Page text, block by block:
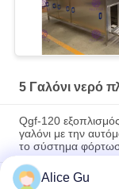
5 Γαλόνι νερό
Qgf-120
γαλόνι με την
το σύστημα
12g/H πληρωμή
Alice Gu